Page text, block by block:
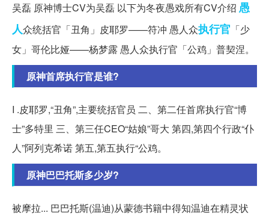
吴磊 原神博士CV为吴磊 以下为冬夜愚戏所有CV介绍 愚
人众统括官「丑角」皮耶罗——符冲 愚人众执行官 「少
女」哥伦比娅——杨梦露 愚人众执行官「公鸡」普契涅。
原神首席执行官是谁?
I .皮耶罗,“丑角”,主要统括官员 二、第二任首席执行官“博
士”多特里 三、第三任CEO“姑娘”哥大 第四,第四个行政“仆
人”阿列克希诺 第五,第五执行“公鸡。
原神巴巴托斯多少岁?
被摩拉... 巴巴托斯(温迪)从蒙德书籍中得知温迪在精灵状